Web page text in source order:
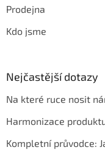
Prodejna
Kdo jsme
Nejčastější dotazy
Na které ruce nosit
Harmonizace
Kompletní průvodce: